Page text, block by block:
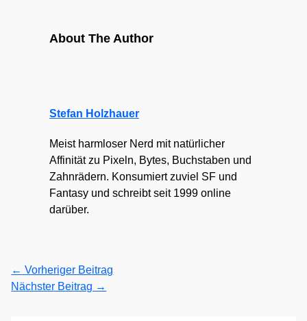
About The Author
Stefan Holzhauer
Meist harmloser Nerd mit natürlicher
Affinität zu Pixeln, Bytes, Buchstaben und
Zahnrädern. Konsumiert zuviel SF und
Fantasy und schreibt seit 1999 online
darüber.
← Vorheriger Beitrag
Nächster Beitrag →